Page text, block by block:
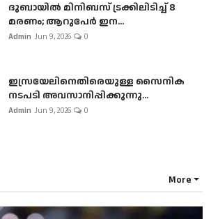
ദുബായിൽ മിനിബസ്​ ട്രക്കിലിടിച്ച് 8
മരണം; ആറുപേർ ഇന...
Admin Jun 9, 2026 0
ഇസ്രയേലിനെതിരെയുള്ള സൈനിക
നടപടി അവസാനിപ്പിക്കുന്നു...
Admin Jun 9, 2026 0
More